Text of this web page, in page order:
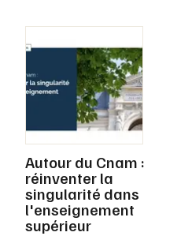
Autour du Cnam :
réinventer la
singularité dans
l'enseignement
supérieur